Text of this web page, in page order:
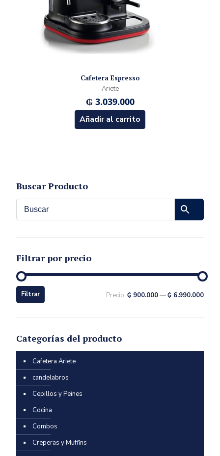
Cafetera Espresso
Ariete
₲3.039.000
Añadir al carrito
Buscar Producto
Filtrar por precio
Filtrar Precio: ₲ 900.000—₲ 6.990.000
Categorías del producto
Cafetera Ariete
candelabros
Cepillos y Peines
Cocina
Combos
Creperas y Muffins